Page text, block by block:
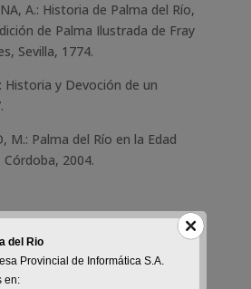
A.: Historia de Palma del Río,
de Palma Ilustrada de Fray
Sevilla, 1774.
Historia y Devoción de un
M.: Palma del Río en la Edad
2004.
Amurallado
del Rio
Provincial de Informática S.A.
en: